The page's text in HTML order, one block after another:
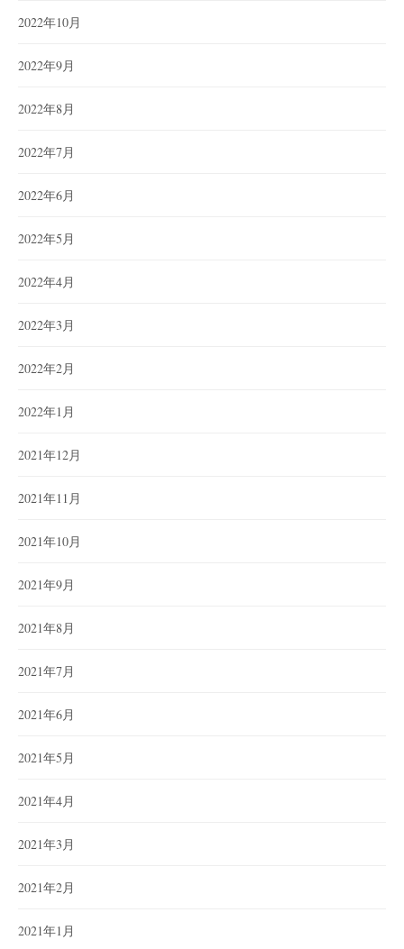
2022年10月
2022年9月
2022年8月
2022年7月
2022年6月
2022年5月
2022年4月
2022年3月
2022年2月
2022年1月
2021年12月
2021年11月
2021年10月
2021年9月
2021年8月
2021年7月
2021年6月
2021年5月
2021年4月
2021年3月
2021年2月
2021年1月